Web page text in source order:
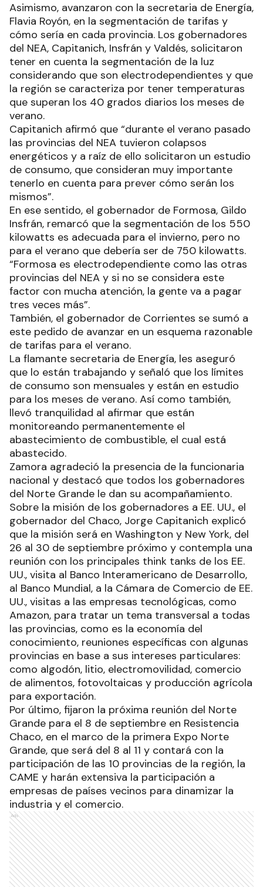
Asimismo, avanzaron con la secretaria de Energía,
Flavia Royón, en la segmentación de tarifas y
cómo sería en cada provincia. Los gobernadores
del NEA, Capitanich, Insfrán y Valdés, solicitaron
tener en cuenta la segmentación de la luz
considerando que son electrodependientes y que
la región se caracteriza por tener temperaturas
que superan los 40 grados diarios los meses de
verano.
Capitanich afirmó que “durante el verano pasado
las provincias del NEA tuvieron colapsos
energéticos y a raíz de ello solicitaron un estudio
de consumo, que consideran muy importante
tenerlo en cuenta para prever cómo serán los
mismos”.
En ese sentido, el gobernador de Formosa, Gildo
Insfrán, remarcó que la segmentación de los 550
kilowatts es adecuada para el invierno, pero no
para el verano que debería ser de 750 kilowatts.
“Formosa es electrodependiente como las otras
provincias del NEA y si no se considera este
factor con mucha atención, la gente va a pagar
tres veces más”.
También, el gobernador de Corrientes se sumó a
este pedido de avanzar en un esquema razonable
de tarifas para el verano.
La flamante secretaria de Energía, les aseguró
que lo están trabajando y señaló que los límites
de consumo son mensuales y están en estudio
para los meses de verano. Así como también,
llevó tranquilidad al afirmar que están
monitoreando permanentemente el
abastecimiento de combustible, el cual está
abastecido.
Zamora agradeció la presencia de la funcionaria
nacional y destacó que todos los gobernadores
del Norte Grande le dan su acompañamiento.
Sobre la misión de los gobernadores a EE. UU., el
gobernador del Chaco, Jorge Capitanich explicó
que la misión será en Washington y New York, del
26 al 30 de septiembre próximo y contempla una
reunión con los principales think tanks de los EE.
UU., visita al Banco Interamericano de Desarrollo,
al Banco Mundial, a la Cámara de Comercio de EE.
UU., visitas a las empresas tecnológicas, como
Amazon, para tratar un tema transversal a todas
las provincias, como es la economía del
conocimiento, reuniones específicas con algunas
provincias en base a sus intereses particulares:
como algodón, litio, electromovilidad, comercio
de alimentos, fotovoltaicas y producción agrícola
para exportación.
Por último, fijaron la próxima reunión del Norte
Grande para el 8 de septiembre en Resistencia
Chaco, en el marco de la primera Expo Norte
Grande, que será del 8 al 11 y contará con la
participación de las 10 provincias de la región, la
CAME y harán extensiva la participación a
empresas de países vecinos para dinamizar la
industria y el comercio.
Ads